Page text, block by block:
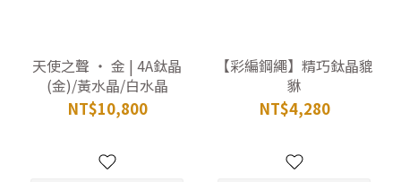
天使之聲 ‧ 金 | 4A鈦晶
(金)/黃水晶/白水晶
NT$10,800
【彩編鋼繩】精巧鈦晶貔
貅
NT$4,280